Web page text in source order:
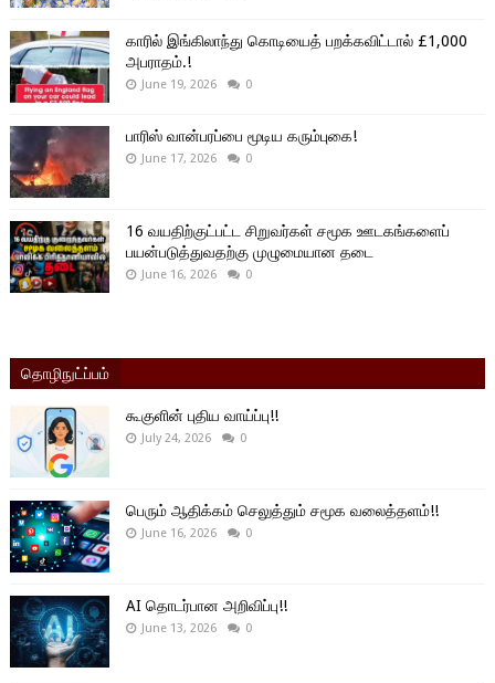
காரில் இங்கிலாந்து கொடியைத் பறக்கவிட்டால் £1,000
அபராதம்.!
June 19, 2026 0
பாரிஸ் வான்பரப்பை மூடிய கரும்புகை!
June 17, 2026 0
16 வயதிற்குட்பட்ட சிறுவர்கள் சமூக ஊடகங்களைப்
பயன்படுத்துவதற்கு முழுமையான தடை
June 16, 2026 0
தொழிநுட்ப்பம்
கூகுளின் புதிய வாய்ப்பு!!
July 24, 2026 0
பெரும் ஆதிக்கம் செலுத்தும் சமூக வலைத்தளம்!!
June 16, 2026 0
AI தொடர்பான அறிவிப்பு!!
June 13, 2026 0